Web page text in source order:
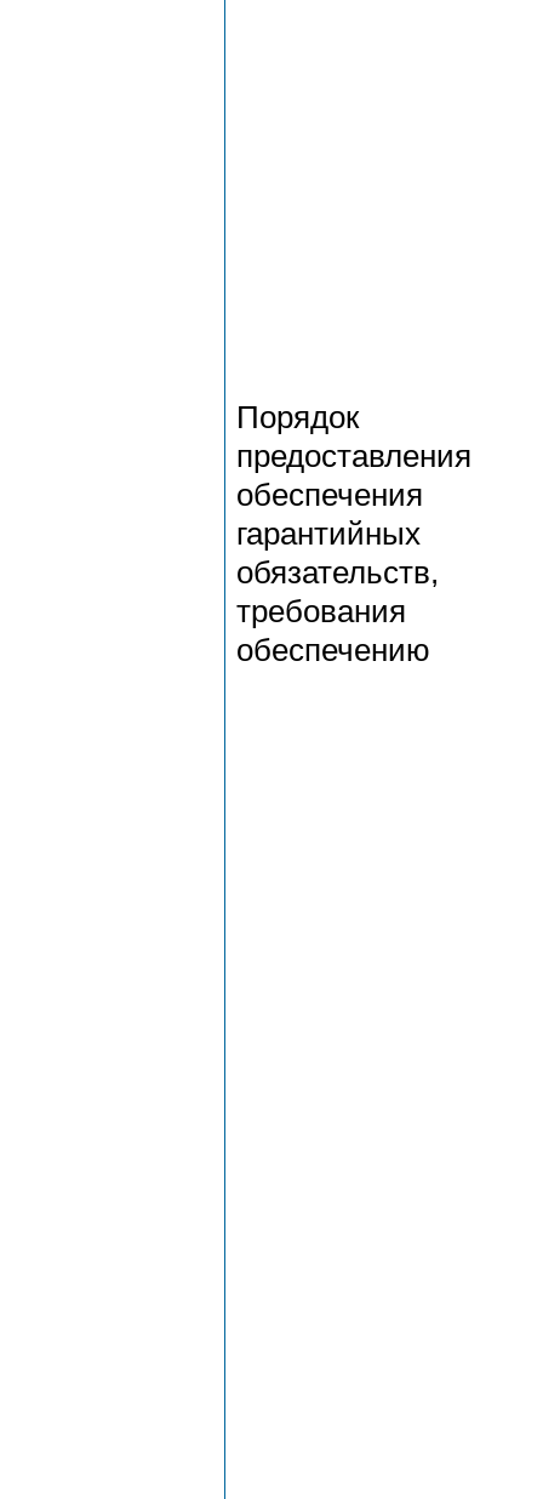
Порядок
предоставления
обеспечения
гарантийных
обязательств,
требования
обеспечению